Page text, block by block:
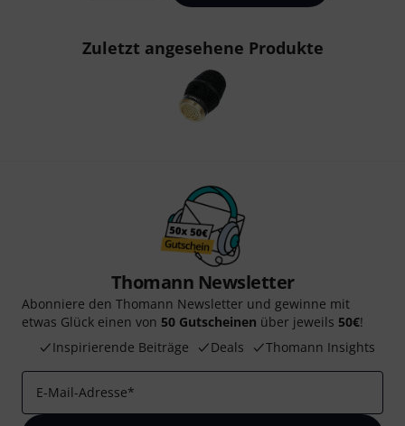
Zuletzt angesehene Produkte
Thomann Newsletter
Abonniere den Thomann Newsletter und gewinne mit
etwas Glück einen von 50 Gutscheinen über jeweils 50€!
Inspirierende Beiträge
Deals Thomann Insights
E-Mail-Adresse*